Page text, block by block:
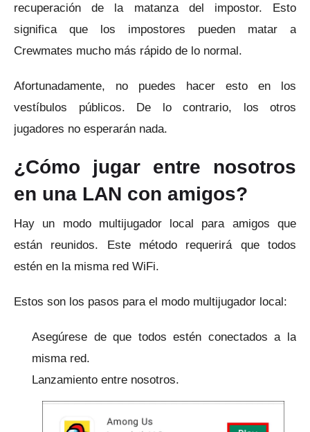
recuperación de la matanza del impostor.
Esto
significa que los impostores pueden matar a
Crewmates mucho más rápido de lo normal.
Afortunadamente, no puedes hacer esto en los
vestíbulos públicos.
De lo contrario, los otros
jugadores no esperarán nada.
¿Cómo jugar entre nosotros
en una LAN con amigos?
Hay un modo multijugador local para amigos que
están reunidos.
Este método requerirá que todos
estén en la misma red WiFi.
Estos son los pasos para el modo multijugador local:
Asegúrese de que todos estén conectados a la
misma red.
Lanzamiento entre nosotros.